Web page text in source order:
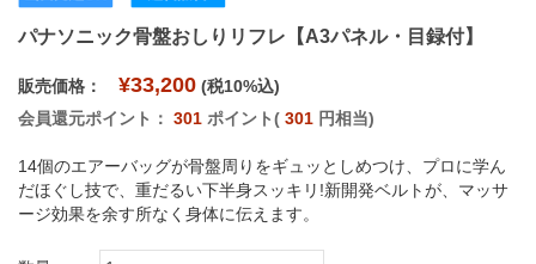
パナソニック骨盤おしりリフレ【A3パネル・目録付】
販売価格： ¥33,200 (税10%込)
会員還元ポイント： 301 ポイント( 301 円相当)
14個のエアーバッグが骨盤周りをギュッとしめつけ、プロに学ん
だほぐし技で、重だるい下半身スッキリ!新開発ベルトが、マッサ
ージ効果を余す所なく身体に伝えます。